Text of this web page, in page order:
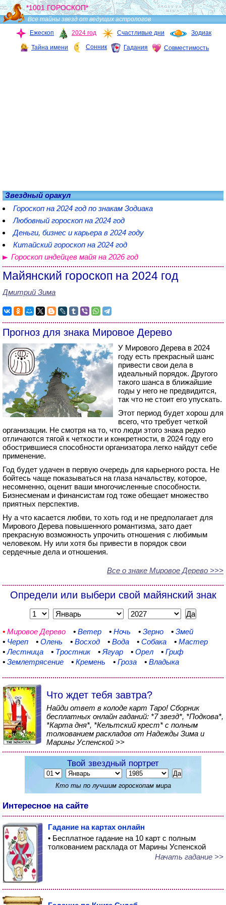
*1001 ГОРОСКОП*
Все тайны звезд от ведущих астрологов
Ежескоп
2024 год Счастливые дни Зодиак
Тайна имени Сонник Гадания Совместимость
Звездный оракул
Гороскоп на 2024 год по знакам Зодиака
Любовный гороскоп на 2024 год
Деньги, бизнес и карьера в 2024 году
Китайский гороскоп на 2024 год
Гороскоп индейцев майя на 2026 год
Майянский гороскоп на 2024 год
Дмитрий Зима
Прогноз для знака Мировое Дерево
У Мирового Дерева в 2024
году есть прекрасный шанс
привести свои дела в
идеальный порядок. Другого
такого шанса в ближайшие
годы у него не предвидится,
так что не стоит его упускать.
Этот период будет хорош для
всего, что требует четкой
организации. Не смотря на то, что люди этого знака редко
отличаются тягой к четкости и конкретности, в 2024 году его
обострившиеся способности организатора легко найдут себе
применение.
Год будет удачен в первую очередь для карьерного роста. Не
бойтесь чаще показываться на глаза начальству, которое,
несомненно, оценит ваши многочисленные способности.
Бизнесменам и финансистам год тоже обещает множество
приятных перспектив.
Ну а что касается любви, то хоть год и не предполагает для
Мирового Дерева повышенного романтизма, зато дает
прекрасную возможность упрочить отношения с любимым
человеком. Ну или хотя бы привести в порядок свои
сердечные дела и отношения.
Все о знаке Мировое Дерево >>>
Определи или выбери свой майянский знак
• Мировое Дерево • Ветер • Ночь • Зерно • Змей
• Череп • Олень • Восход • Вода • Собака • Мастер
•Лестница • Тростник • Ягуар • Орел • Гриф
• Землетрясение • Кремень • Гроза • Владыка
Что ждет тебя завтра?
Найди ответ в колоде карт Таро! Сборник
бесплатных онлайн гаданий: *7 звезд*, *Подкова*,
*Карта дня*, *Кельтский крест* с полным
толкованием раскладов от Надежды Зима и
Марины Успенской >>
Твой звездный портрет
Кто ты по лучшим гороскопам мира
Интересное на сайте
Гадание на картах онлайн
• Бесплатное гадание на 10 карт с полным
толкованием расклада от Марины Успенской
Начать гадание >>